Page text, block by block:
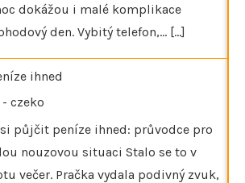
dokážou i malé komplikace
den. Vybitý telefon,… [...]
ihned
- czeko
půjčit peníze ihned: průvodce pro
nouzovou situaci Stalo se to v
večer. Pračka vydala podivný zvuk,